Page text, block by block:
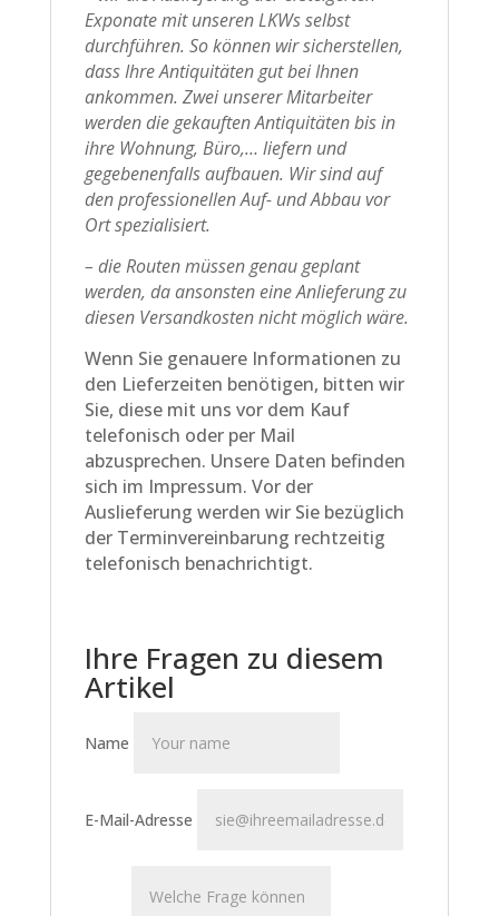
Exponate mit unseren LKWs selbst
durchführen. So können wir sicherstellen,
dass Ihre Antiquitäten gut bei Ihnen
ankommen. Zwei unserer Mitarbeiter
werden die gekauften Antiquitäten bis in
ihre Wohnung, Büro,… liefern und
gegebenenfalls aufbauen. Wir sind auf
den professionellen Auf- und Abbau vor
Ort spezialisiert.
– die Routen müssen genau geplant
werden, da ansonsten eine Anlieferung zu
diesen Versandkosten nicht möglich wäre.
Wenn Sie genauere Informationen zu
den Lieferzeiten benötigen, bitten wir
Sie, diese mit uns vor dem Kauf
telefonisch oder per Mail
abzusprechen. Unsere Daten befinden
sich im Impressum. Vor der
Auslieferung werden wir Sie bezüglich
der Terminvereinbarung rechtzeitig
telefonisch benachrichtigt.
Ihre Fragen zu diesem
Artikel
Name
E-Mail-Adresse